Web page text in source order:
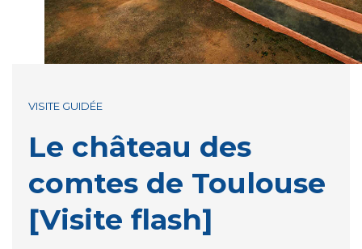
Le château des
comtes de Toulouse
[Visite flash]
VISITE GUIDÉE